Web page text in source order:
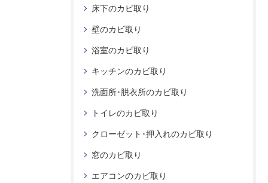
床下のカビ取り
壁のカビ取り
浴室のカビ取り
キッチンのカビ取り
洗面所･脱衣所のカビ取り
トイレのカビ取り
クローゼット･押入れのカビ取り
窓のカビ取り
エアコンのカビ取り